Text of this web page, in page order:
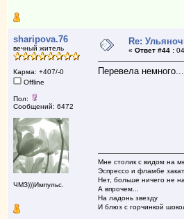
sharipova.76
вечный житель
Карма: +407/-0
Offline
Пол:
Сообщений: 6472
ЧМЗ)))Импульс.
Re:
« Ответ #44 :04
Перевела
Мне столик с видом на
Эспрессо и фламбе
Нет, больше ничего не
А впрочем...
На ладонь звезду
И блюз с горчинкой